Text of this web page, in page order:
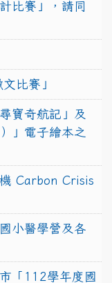
比賽」，請同
比賽」
寶奇航記」及
」電子繪本之
Carbon Crisis
小醫學營及各
「112學年度國